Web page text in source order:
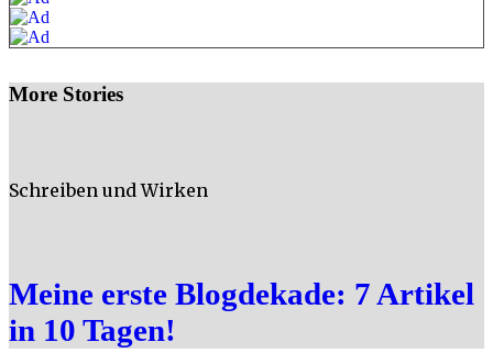
More Stories
Schreiben und Wirken
Meine erste Blogdekade: 7 Artikel
in 10 Tagen!